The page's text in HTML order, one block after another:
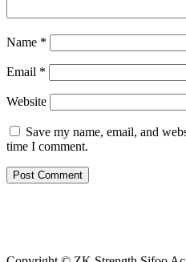
Name *
Email *
Website
Save my name, email, and
time I comment.